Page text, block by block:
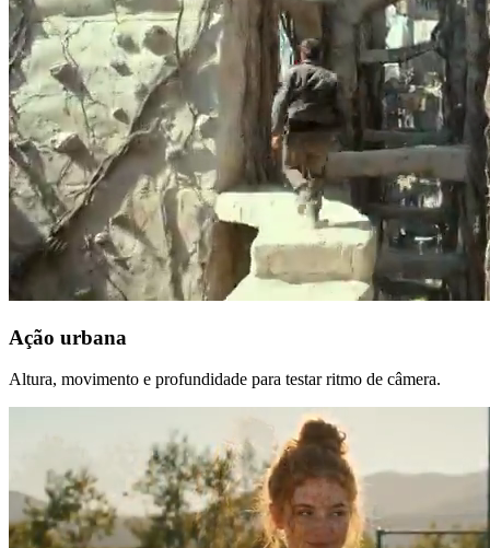
Ação urbana
Altura, movimento e profundidade para testar ritmo de câmera.